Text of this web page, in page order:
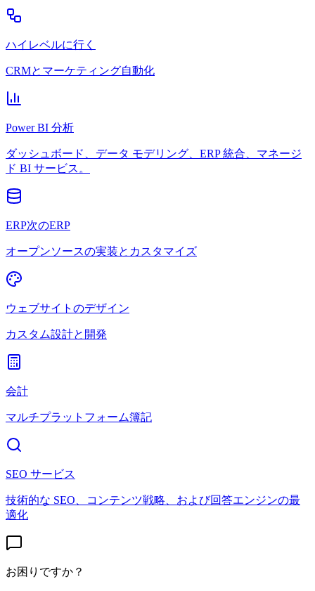
ハイレベルに行く
CRMとマーケティング自動化
Power BI 分析
ダッシュボード、データ モデリング、ERP 統合、マネージ
ド BI サービス。
ERP次のERP
オープンソースの実装とカスタマイズ
ウェブサイトのデザイン
カスタム設計と開発
会計
マルチプラットフォーム簿記
SEO サービス
技術的な SEO、コンテンツ戦略、および回答エンジンの最
適化
お困りですか？